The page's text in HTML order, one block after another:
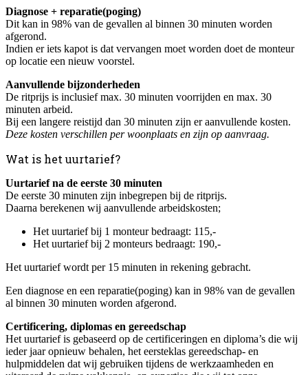
Diagnose + reparatie(poging)
Dit kan in 98% van de gevallen al binnen 30 minuten worden
afgerond.
Indien er iets kapot is dat vervangen moet worden doet de monteur
op locatie een nieuw voorstel.
Aanvullende bijzonderheden
De ritprijs is inclusief max. 30 minuten voorrijden en max. 30
minuten arbeid.
Bij een langere reistijd dan 30 minuten zijn er aanvullende kosten.
Deze kosten verschillen per woonplaats en zijn op aanvraag.
Wat is het uurtarief?
Uurtarief na de eerste 30 minuten
De eerste 30 minuten zijn inbegrepen bij de ritprijs.
Daarna berekenen wij aanvullende arbeidskosten;
Het uurtarief bij 1 monteur bedraagt: 115,-
Het uurtarief bij 2 monteurs bedraagt: 190,-
Het uurtarief wordt per 15 minuten in rekening gebracht.
Een diagnose en een reparatie(poging) kan in 98% van de gevallen
al binnen 30 minuten worden afgerond.
Certificering, diplomas en gereedschap
Het uurtarief is gebaseerd op de certificeringen en diploma’s die wij
ieder jaar opnieuw behalen, het eersteklas gereedschap- en
hulpmiddelen dat wij gebruiken tijdens de werkzaamheden en